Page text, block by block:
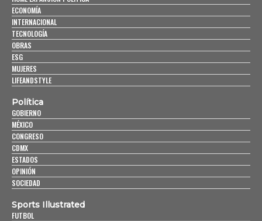
ECONOMÍA
INTERNACIONAL
TECNOLOGÍA
OBRAS
ESG
MUJERES
LIFEANDSTYLE
Política
GOBIERNO
MÉXICO
CONGRESO
CDMX
ESTADOS
OPINIÓN
SOCIEDAD
Sports Illustrated
FUTBOL